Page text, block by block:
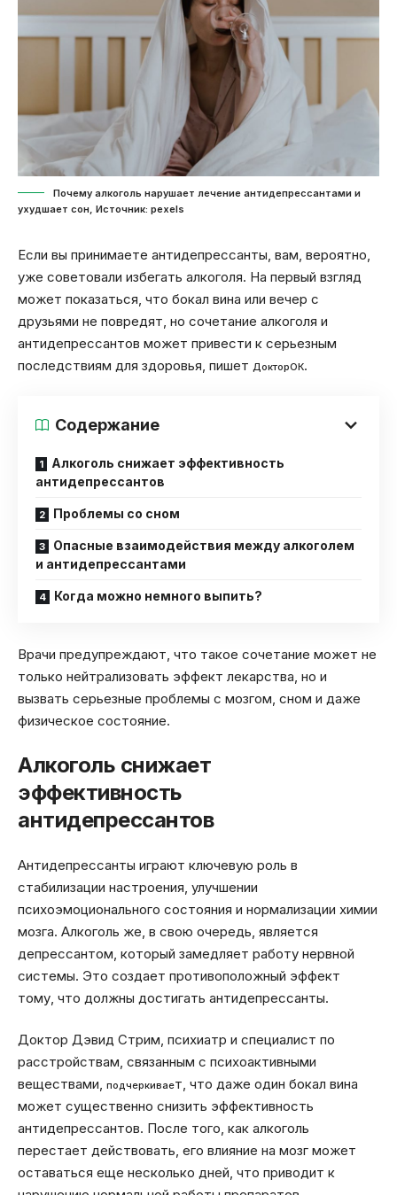
Почему алкоголь нарушает лечение антидепрессантами и
ухудшает сон, Источник: pexels
Если вы принимаете антидепрессанты, вам, вероятно,
уже советовали избегать алкоголя. На первый взгляд
может показаться, что бокал вина или вечер с
друзьями не повредят, но сочетание алкоголя и
антидепрессантов может привести к серьезным
последствиям для здоровья, пишет ДокторОК.
Содержание
Алкоголь снижает эффективность
антидепрессантов
Проблемы со сном
Опасные взаимодействия между алкоголем
и антидепрессантами
Когда можно немного выпить?
Врачи предупреждают, что такое сочетание может не
только нейтрализовать эффект лекарства, но и
вызвать серьезные проблемы с мозгом, сном и даже
физическое состояние.
Алкоголь снижает
эффективность
антидепрессантов
Антидепрессанты играют ключевую роль в
стабилизации настроения, улучшении
психоэмоционального состояния и нормализации химии
мозга. Алкоголь же, в свою очередь, является
депрессантом, который замедляет работу нервной
системы. Это создает противоположный эффект
тому, что должны достигать антидепрессанты.
Доктор Дэвид Стрим, психиатр и специалист по
расстройствам, связанным с психоактивными
веществами, подчеркивает, что даже один бокал вина
может существенно снизить эффективность
антидепрессантов. После того, как алкоголь
перестает действовать, его влияние на мозг может
оставаться еще несколько дней, что приводит к